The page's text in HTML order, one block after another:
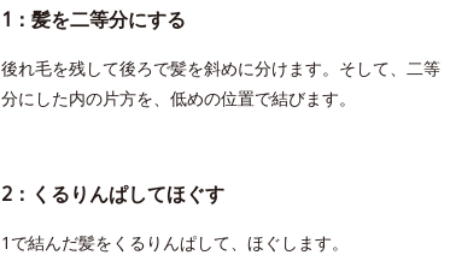
1：髪を二等分にする
後れ毛を残して後ろで髪を斜めに分けます。そして、二等
分にした内の片方を、低めの位置で結びます。
2：くるりんぱしてほぐす
1で結んだ髪をくるりんぱして、ほぐします。